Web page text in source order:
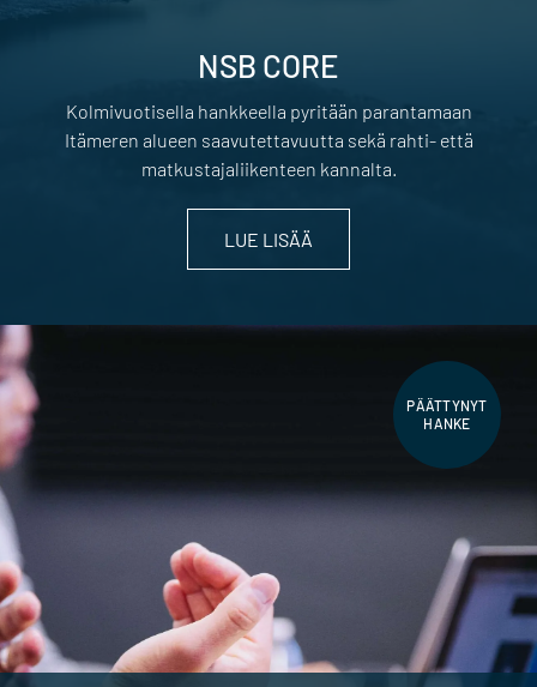
NSB CORE
Kolmivuotisella hankkeella pyritään parantamaan
Itämeren alueen saavutettavuutta sekä rahti- että
matkustajaliikenteen kannalta.
LUE LISÄÄ
PÄÄTTYNYT
HANKE